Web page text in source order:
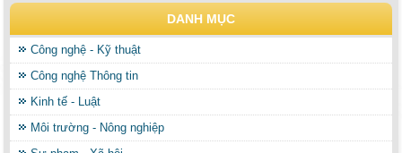
DANH MỤC
Công nghệ - Kỹ thuật
Công nghệ Thông tin
Kinh tế - Luật
Môi trường - Nông nghiệp